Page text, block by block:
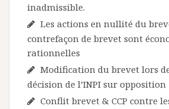
inadmissible.
Les actions en nullité du
contrefaçon de brevet sont
rationnelles
Modification du brevet lors
décision de l’INPI sur opposition
Conflit brevet & CCP contre